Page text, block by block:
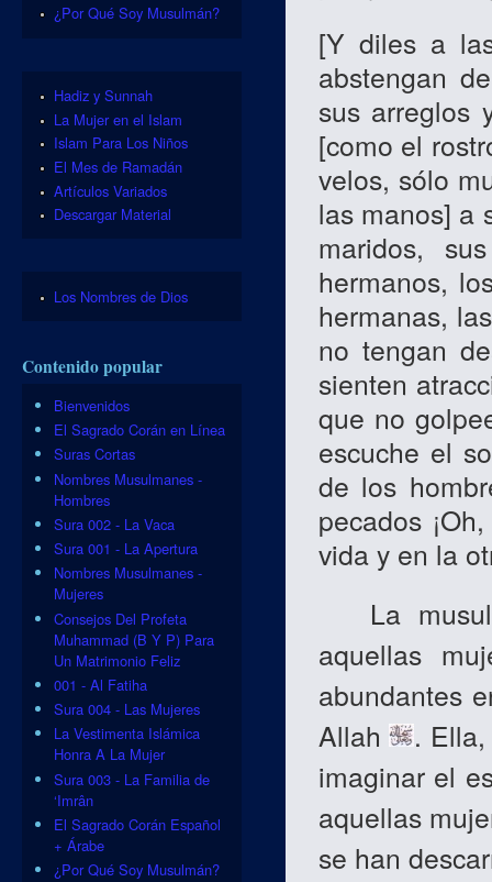
[Y diles a
abstengan
sus arreglos
[como el
velos, sólo
las manos] a
maridos,
hermanos,
hermanas,
no tengan
sienten
que no
escuche el
de los
pecados
vida y en la
La
aquellas
abundantes
Allah
.
imaginar el
aquellas
se han
¿Por Qué Soy Musulmán?
Hadiz y Sunnah
La Mujer en el Islam
Islam Para Los Niños
El Mes de Ramadán
Artículos Variados
Descargar Material
Los Nombres de Dios
Contenido popular
Bienvenidos
El Sagrado Corán en Línea
Suras Cortas
Nombres Musulmanes -
Hombres
Sura 002 - La Vaca
Sura 001 - La Apertura
Nombres Musulmanes -
Mujeres
Consejos Del Profeta
Muhammad (B Y P) Para
Un Matrimonio Feliz
001 - Al Fatiha
Sura 004 - Las Mujeres
La Vestimenta Islámica
Honra A La Mujer
Sura 003 - La Familia de
‘Imrân
El Sagrado Corán Español
+ Árabe
¿Por Qué Soy Musulmán?